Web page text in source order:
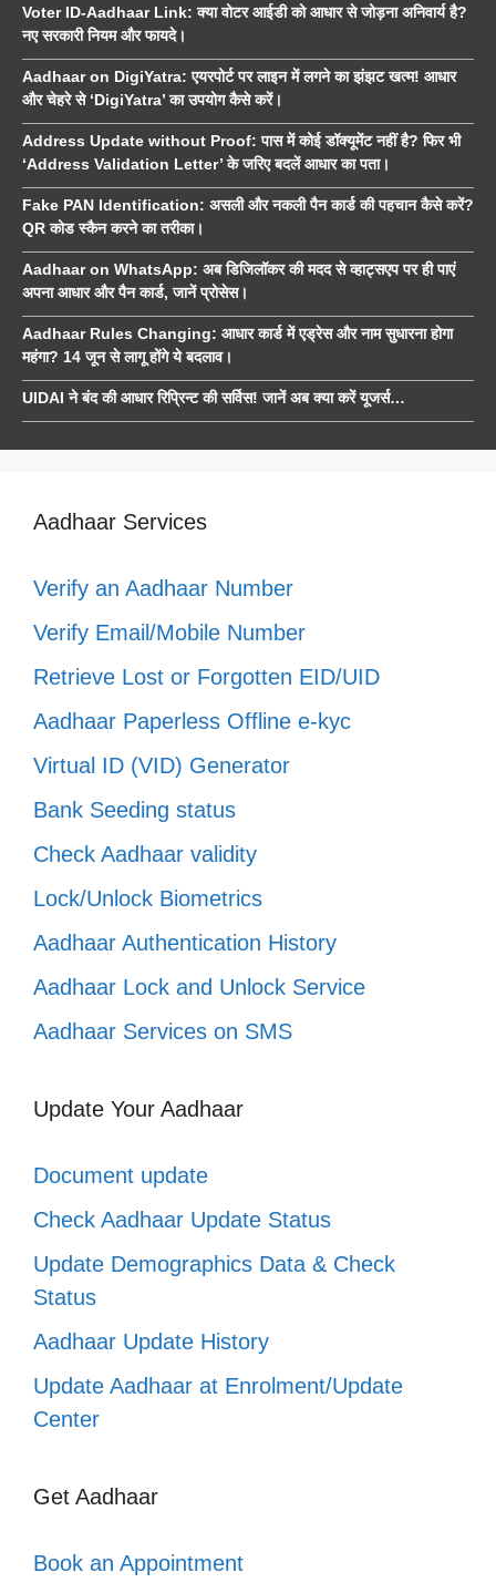
Voter ID-Aadhaar Link: क्या वोटर आईडी को आधार से जोड़ना अनिवार्य है?
नए सरकारी नियम और फायदे।
Aadhaar on DigiYatra: एयरपोर्ट पर लाइन में लगने का झंझट खत्म! आधार
और चेहरे से ‘DigiYatra’ का उपयोग कैसे करें।
Address Update without Proof: पास में कोई डॉक्यूमेंट नहीं है? फिर भी
‘Address Validation Letter’ के जरिए बदलें आधार का पता।
Fake PAN Identification: असली और नकली पैन कार्ड की पहचान कैसे करें?
QR कोड स्कैन करने का तरीका।
Aadhaar on WhatsApp: अब डिजिलॉकर की मदद से व्हाट्सएप पर ही पाएं
अपना आधार और पैन कार्ड, जानें प्रोसेस।
Aadhaar Rules Changing: आधार कार्ड में एड्रेस और नाम सुधारना होगा
महंगा? 14 जून से लागू होंगे ये बदलाव।
UIDAI ने बंद की आधार रिप्रिन्ट की सर्विस! जानें अब क्या करें यूजर्स…
Aadhaar Services
Verify an Aadhaar Number
Verify Email/Mobile Number
Retrieve Lost or Forgotten EID/UID
Aadhaar Paperless Offline e-kyc
Virtual ID (VID) Generator
Bank Seeding status
Check Aadhaar validity
Lock/Unlock Biometrics
Aadhaar Authentication History
Aadhaar Lock and Unlock Service
Aadhaar Services on SMS
Update Your Aadhaar
Document update
Check Aadhaar Update Status
Update Demographics Data & Check
Status
Aadhaar Update History
Update Aadhaar at Enrolment/Update
Center
Get Aadhaar
Book an Appointment